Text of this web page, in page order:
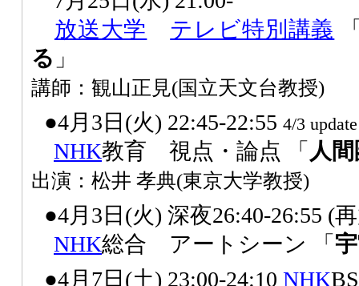
放送大学
テレビ特別講義
る 」
講師：観山正見(国立天文台教授)
●4月3日(火) 22:45-22:55 4/3 update
NHK教育 視点・論点 「 人
出演：松井 孝典(東京大学教授)
●4月3日(火) 深夜26:40-26:55 (
NHK総合 アートシーン 「
●4月7日(土) 23:00-24:10 NHK